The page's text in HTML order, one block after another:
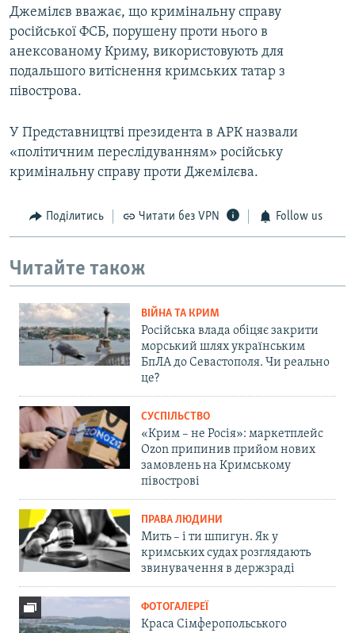
Джемілєв вважає, що кримінальну справу
російської ФСБ, порушену проти нього в
анексованому Криму, використовують для
подальшого витіснення кримських татар з
півострова.
У Представництві президента в АРК назвали
«політичним переслідуванням» російську
кримінальну справу проти Джемілєва.
Поділитись Читати без VPN Follow us
Читайте також
ВІЙНА ТА КРИМ
Російська влада обіцяє закрити
морський шлях українським
БпЛА до Севастополя. Чи реально
це?
СУСПІЛЬСТВО
«Крим – не Росія»: маркетплейс
Ozon припинив прийом нових
замовлень на Кримському
півострові
ПРАВА ЛЮДИНИ
Мить – і ти шпигун. Як у
кримських судах розглядають
звинувачення в держзраді
ФОТОГАЛЕРЕЇ
Краса Сімферопольського